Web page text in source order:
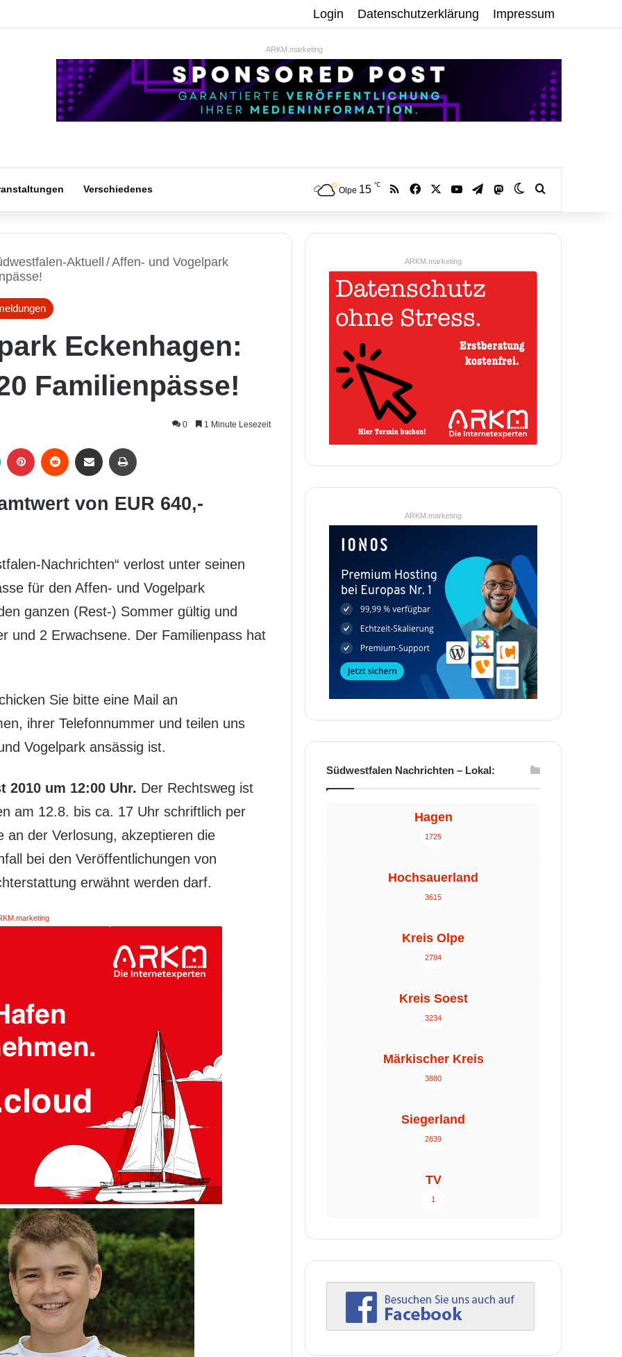
Login Datenschutzerklärung Impressum
ARKM.marketing
Verschiedenes Olpe 15 ℃ RSS Facebook YouTubeTelegramMastodonSkin umschalten
Aktuell /Affen- und Vogelpark
Eckenhagen:
Familienpässe!
0 1 Minute Lesezeit
von EUR 640,-
Nachrichten“ verlost unter seinen
für den Affen- und Vogelpark
ganzen (Rest-) Sommer gültig und
und 2 Erwachsene. Der Familienpass hat
Sie bitte eine Mail an
ihrer Telefonnummer und teilen uns
Vogelpark ansässig ist.
2010 um 12:00 Uhr. Der Rechtsweg ist
am 12.8. bis ca. 17 Uhr schriftlich per
an der Verlosung, akzeptieren die
bei den Veröffentlichungen von
erwähnt werden darf.
ARKM.marketing
ARKM.marketing
Südwestfalen Nachrichten – Lokal:
Hagen
1725
Hochsauerland
3615
Kreis Olpe
2784
Kreis Soest
3234
Märkischer Kreis
3880
Siegerland
2839
TV
1